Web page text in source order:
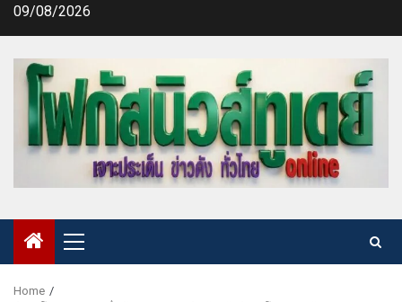
Skip09/08/2026
Primary
Menu
Home